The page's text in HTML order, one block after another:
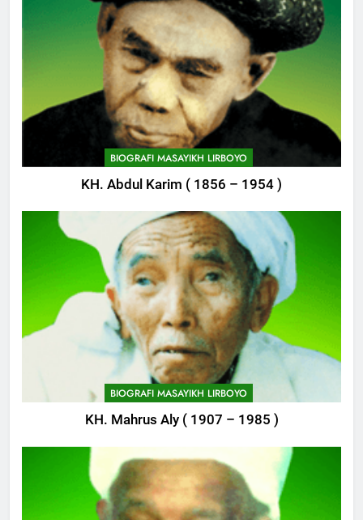
BIOGRAFI MASAYIKH LIRBOYO
KH. Abdul Karim ( 1856 – 1954 )
BIOGRAFI MASAYIKH LIRBOYO
KH. Mahrus Aly ( 1907 – 1985 )
Himasal Semen Sumbang
Pembangunan Kantor Himasal
POJOK LIRBOYO
749
Delegasi MQK Kota Kediri
Menuju Probolinggo
POJOK LIRBOYO
Haflah Akhirussanah, Lirboyo
Gelar Pameran
POJOK LIRBOYO
751
Silaturahi dan Istighosah
Bersama Kapolda Jawa Timur
POJOK LIRBOYO